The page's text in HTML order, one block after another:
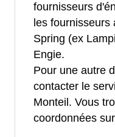
fournisseurs
les fournisseurs
Spring (ex
Engie.
Pour une autre
contacter le
Monteil. Vous
coordonnées